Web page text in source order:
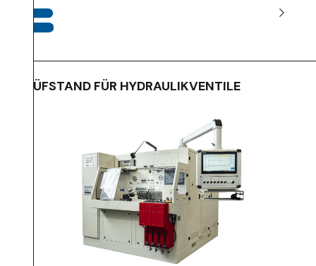
PRÜFSTAND FÜR HYDRAULIKVENTILE